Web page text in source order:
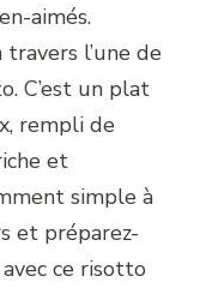
aimés.
l’une de
C’est un plat
rempli de
et
simple à
et préparez-
ce risotto